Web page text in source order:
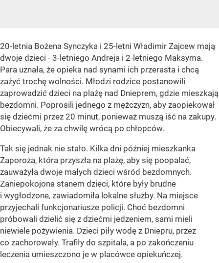
20-letnia Bożena Synczyka i 25-letni Władimir Zajcew mają
dwoje dzieci - 3-letniego Andreja i 2-letniego Maksyma.
Para uznała, że opieka nad synami ich przerasta i chcą
zażyć trochę wolności. Młodzi rodzice postanowili
zaprowadzić dzieci na plażę nad Dnieprem, gdzie mieszkają
bezdomni. Poprosili jednego z mężczyzn, aby zaopiekował
się dziećmi przez 20 minut, ponieważ muszą iść na zakupy.
Obiecywali, że za chwilę wrócą po chłopców.
Tak się jednak nie stało. Kilka dni później mieszkanka
Zaporoża, która przyszła na plażę, aby się poopalać,
zauważyła dwoje małych dzieci wśród bezdomnych.
Zaniepokojona stanem dzieci, które były brudne
i wygłodzone, zawiadomiła lokalne służby. Na miejsce
przyjechali funkcjonariusze policji. Choć bezdomni
próbowali dzielić się z dziećmi jedzeniem, sami mieli
niewiele pożywienia. Dzieci piły wodę z Dniepru, przez
co zachorowały. Trafiły do szpitala, a po zakończeniu
leczenia umieszczono je w placówce opiekuńczej.